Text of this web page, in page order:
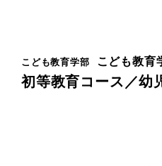
こども教育学部 こども教育
初等教育コース／幼